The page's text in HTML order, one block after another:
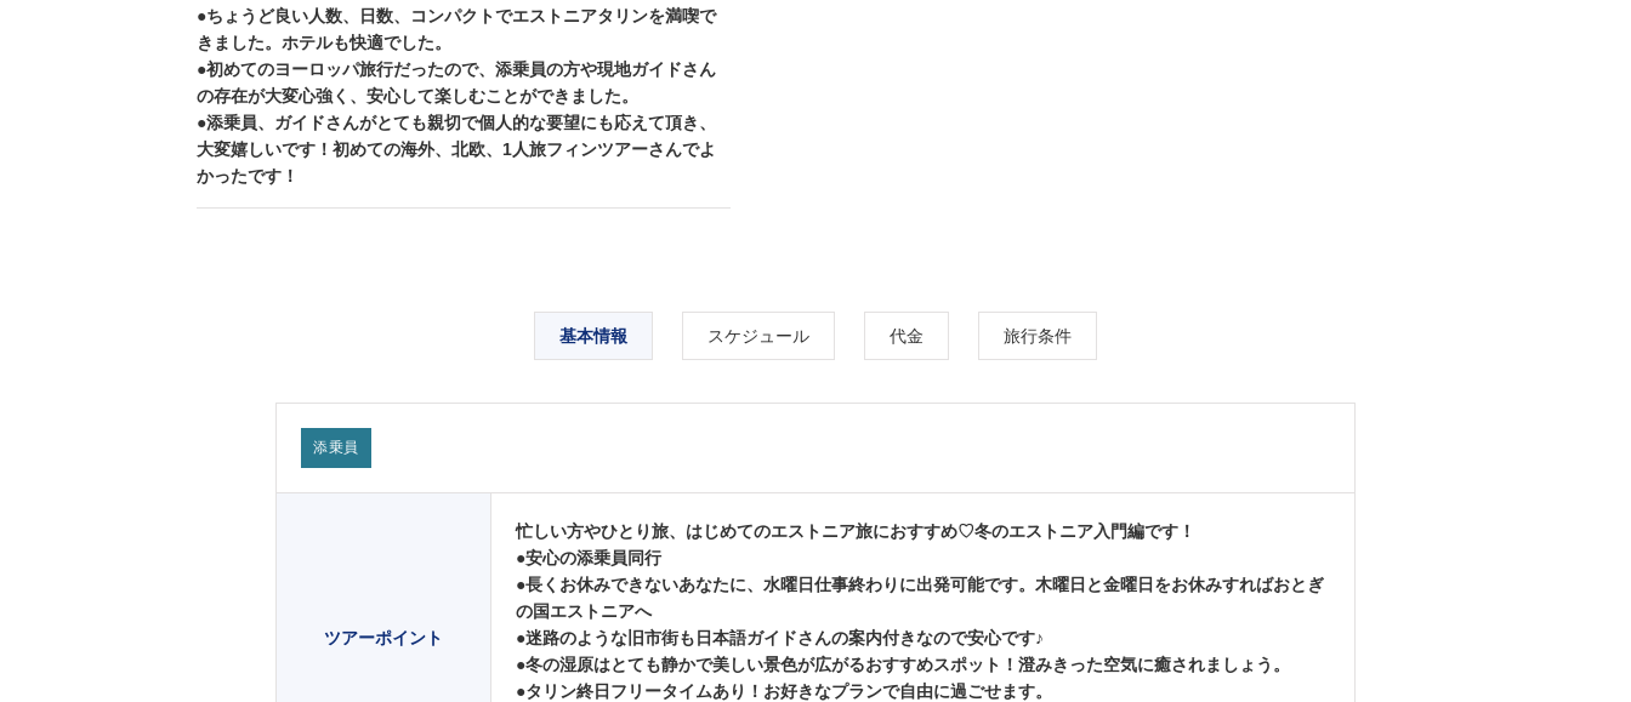
●ちょうど良い人数、日数、コンパクトでエストニアタリンを満喫で
きました。ホテルも快適でした。
●初めてのヨーロッパ旅行だったので、添乗員の方や現地ガイドさん
の存在が大変心強く、安心して楽しむことができました。
●添乗員、ガイドさんがとても親切で個人的な要望にも応えて頂き、
大変嬉しいです！初めての海外、北欧、1人旅フィンツアーさんでよ
かったです！
基本情報 スケジュール 代金 旅行条件
添乗員
ツアーポイント
忙しい方やひとり旅、はじめてのエストニア旅におすすめ♡冬のエストニア入門編です！
●安心の添乗員同行
●長くお休みできないあなたに、水曜日仕事終わりに出発可能です。木曜日と金曜日をお休みすればおとぎ
の国エストニアへ
●迷路のような旧市街も日本語ガイドさんの案内付きなので安心です♪
●冬の湿原はとても静かで美しい景色が広がるおすすめスポット！澄みきった空気に癒されましょう。
●タリン終日フリータイムあり！お好きなプランで自由に過ごせます。